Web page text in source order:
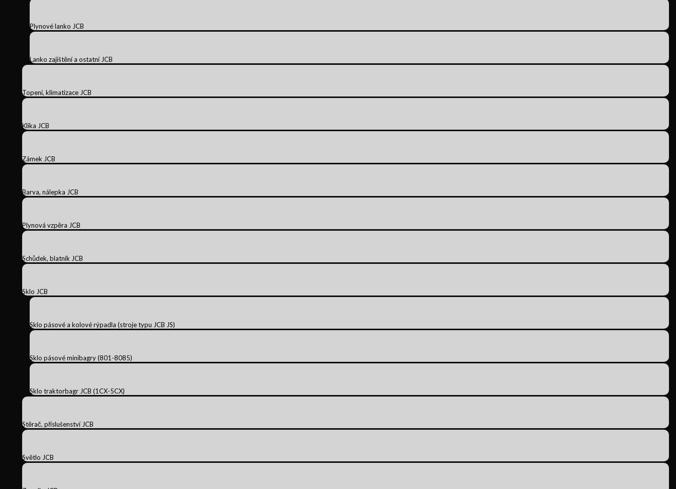
Plynové lanko JCB
Lanko zajištění a ostatní JCB
Topení, klimatizace JCB
Klika JCB
Zámek JCB
Barva, nálepka JCB
Plynová vzpěra JCB
Schůdek, blatník JCB
Sklo JCB
Sklo pásové a kolové rýpadla (stroje typu JCB JS)
Sklo pásové minibagry (801-8085)
Sklo traktorbagr JCB (1CX-5CX)
Stěrač, příslušenství JCB
Světlo JCB